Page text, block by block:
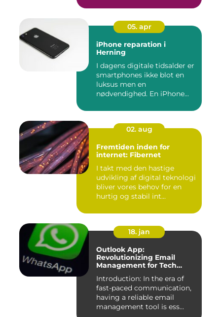
05. apr
iPhone reparation i
Herning
I dagens digitale tidsalder er
smartphones ikke blot en
luksus men en
nødvendighed. En iPhone...
02. aug
Fremtiden inden for
internet: Fibernet
I takt med den hastige
udvikling af digital teknologi
bliver vores behov for en
hurtig og stabil int...
18. jan
Outlook App:
Revolutionizing Email
Management for Tech
Introduction: In the era of
fast-paced communication,
having a reliable email
management tool is ess...